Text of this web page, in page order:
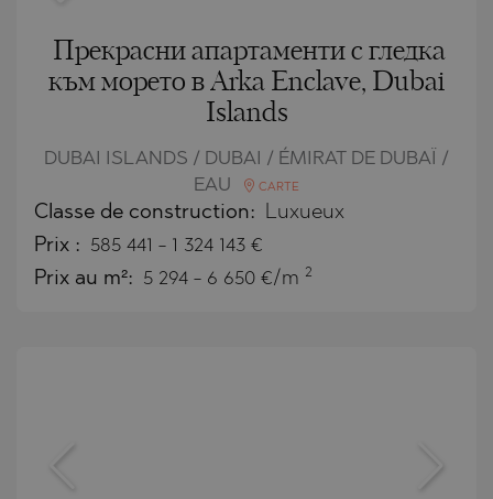
Прекрасни апартаменти с гледка
към морето в Arka Enclave, Dubai
Islands
DUBAI ISLANDS / DUBAI / ÉMIRAT DE DUBAÏ /
EAU
CARTE
Classe de construction: Luxueux
Prix : 585 441 - 1 324 143 €
Prix au m²: 5 294 - 6 650 €/m 2